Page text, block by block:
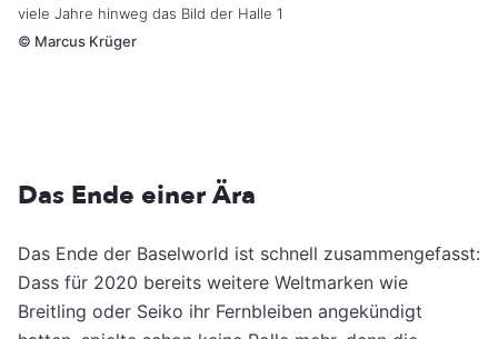
viele Jahre hinweg das Bild der Halle 1
© Marcus Krüger
Das Ende einer Ära
Das Ende der Baselworld ist schnell zusammengefasst:
Dass für 2020 bereits weitere Weltmarken wie
Breitling oder Seiko ihr Fernbleiben angekündigt